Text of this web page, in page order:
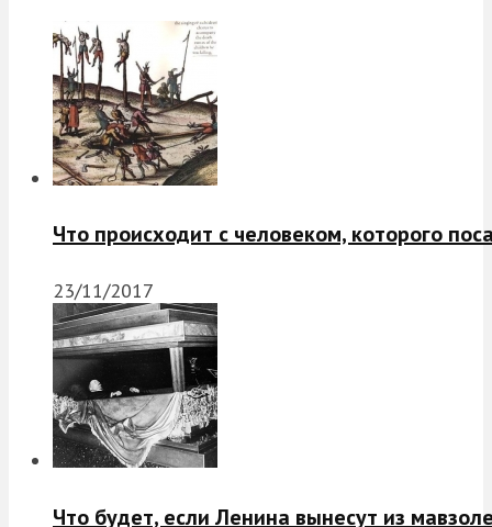
Что происходит с человеком, которого
23/11/2017
Что будет, если Ленина вынесут из